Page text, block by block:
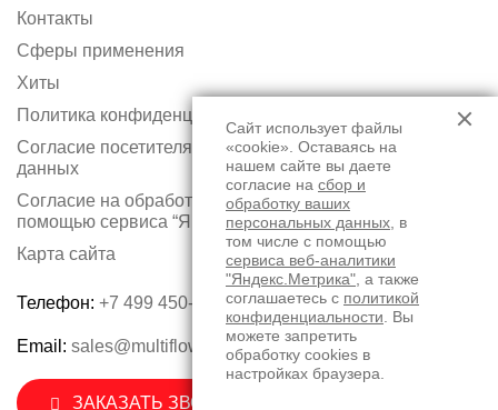
Контакты
Сферы применения
Хиты
Политика конфиденциальности
Согласие посетителя сайта на обработку персональных
данных
Согласие на обработку персональных данных с
помощью сервиса “Яндекс.Метрика”
Карта сайта
Телефон: +7 499 450-75-50
Email: sales@multiflow.ru
ЗАКАЗАТЬ ЗВОНОК
Сайт использует файлы
«cookie». Оставаясь на
нашем сайте вы даете
согласие на сбор и
обработку ваших
персональных данных , в
том числе с помощью
сервиса веб-аналитики
"Яндекс.Метрика" , а также
соглашаетесь с политикой
конфиденциальности . Вы
можете запретить
обработку cookies в
настройках браузера.